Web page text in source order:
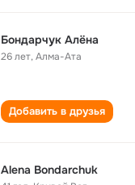
Бондарчук Алёна
26 лет,Алма-Ата
Добавить в друзья
Alena Bondarchuk